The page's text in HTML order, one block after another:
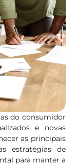
do consumidor
e novas
as principais
estratégias de
para manter a